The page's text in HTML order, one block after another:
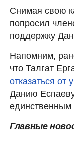
Снимая свою
попросил
поддержку
Напомним,
что Талгат
отказаться от
Данию
единственным
Главные